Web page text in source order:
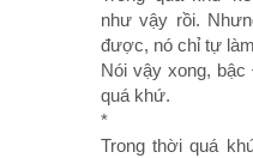
như vậy rồi.
được, nó chỉ tự
Nói vậy xong,
quá khứ.
*
Trong thời quá